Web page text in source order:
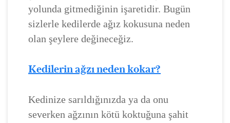
yolunda gitmediğinin işaretidir. Bugün
sizlerle kedilerde ağız kokusuna neden
olan şeylere değineceğiz.
Kedilerin ağzı neden kokar?
Kedinize sarıldığınızda ya da onu
severken ağzının kötü koktuğuna şahit